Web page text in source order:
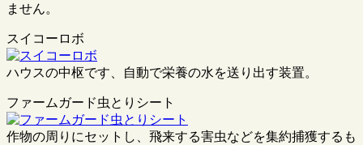
ません。
スイコーロボ
ハウスの中枢です、自動で栄養の水を送り出す装置。
ファームガード虫とりシート
作物の周りにセットし、飛来する害虫などを集約捕獲するも